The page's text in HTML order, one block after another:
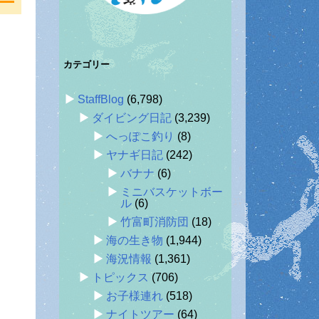
カテゴリー
StaffBlog (6,798)
ダイビング日記 (3,239)
へっぽこ釣り (8)
ヤナギ日記 (242)
バナナ (6)
ミニバスケットボー
ル (6)
竹富町消防団 (18)
海の生き物 (1,944)
海況情報 (1,361)
トピックス (706)
お子様連れ (518)
ナイトツアー (64)